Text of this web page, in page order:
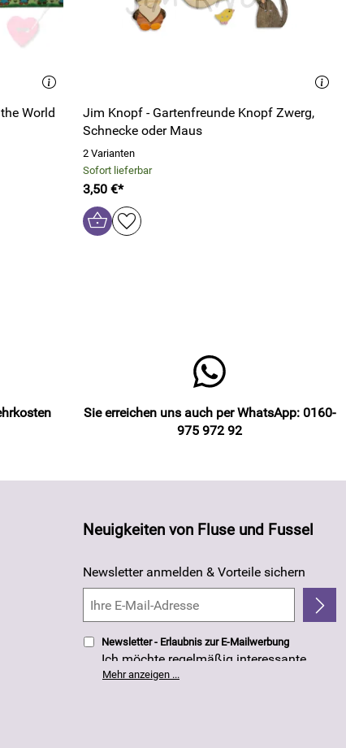
World
Jim Knopf - Gartenfreunde Knopf Zwerg,
Schnecke oder Maus
2 Varianten
Sofort lieferbar
3,50 €*
Sie erreichen uns auch per WhatsApp: 0160-
975 972 92
Neuigkeiten von Fluse und Fussel
Newsletter anmelden & Vorteile sichern
Newsletter - Erlaubnis zur E-Mailwerbung
Ich möchte regelmäßig interessante
Angebote per E-Mail erhalten. Meine E-
Mail-Adresse wird nicht an andere
Mehr anzeigen ...